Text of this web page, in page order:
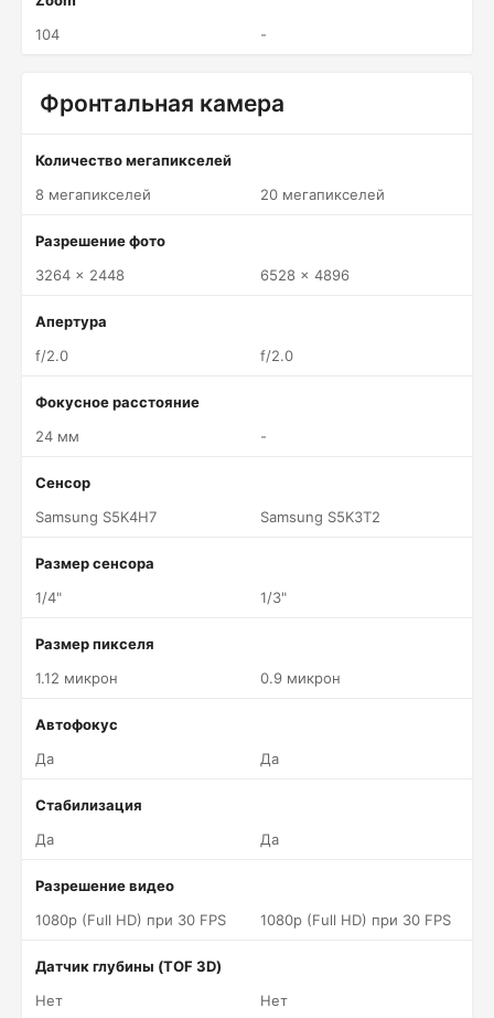
104
-
Фронтальная камера
Количество мегапикселей
8 мегапикселей
20 мегапикселей
Разрешение фото
3264 x 2448
6528 x 4896
Апертура
f/2.0
f/2.0
Фокусное расстояние
24 мм
-
Сенсор
Samsung S5K4H7
Samsung S5K3T2
Размер сенсора
1/4"
1/3"
Размер пикселя
1.12 микрон
0.9 микрон
Автофокус
Да
Да
Стабилизация
Да
Да
Разрешение видео
1080p (Full HD) при 30 FPS
1080p (Full HD) при 30 FPS
Датчик глубины (TOF 3D)
Нет
Нет